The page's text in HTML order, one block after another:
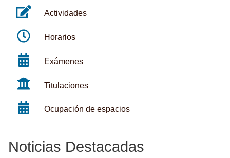
Actividades
Horarios
Exámenes
Titulaciones
Ocupación de espacios
Noticias Destacadas